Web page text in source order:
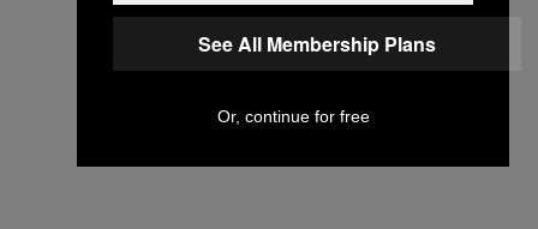
See All Membership Plans
Or, continue for free